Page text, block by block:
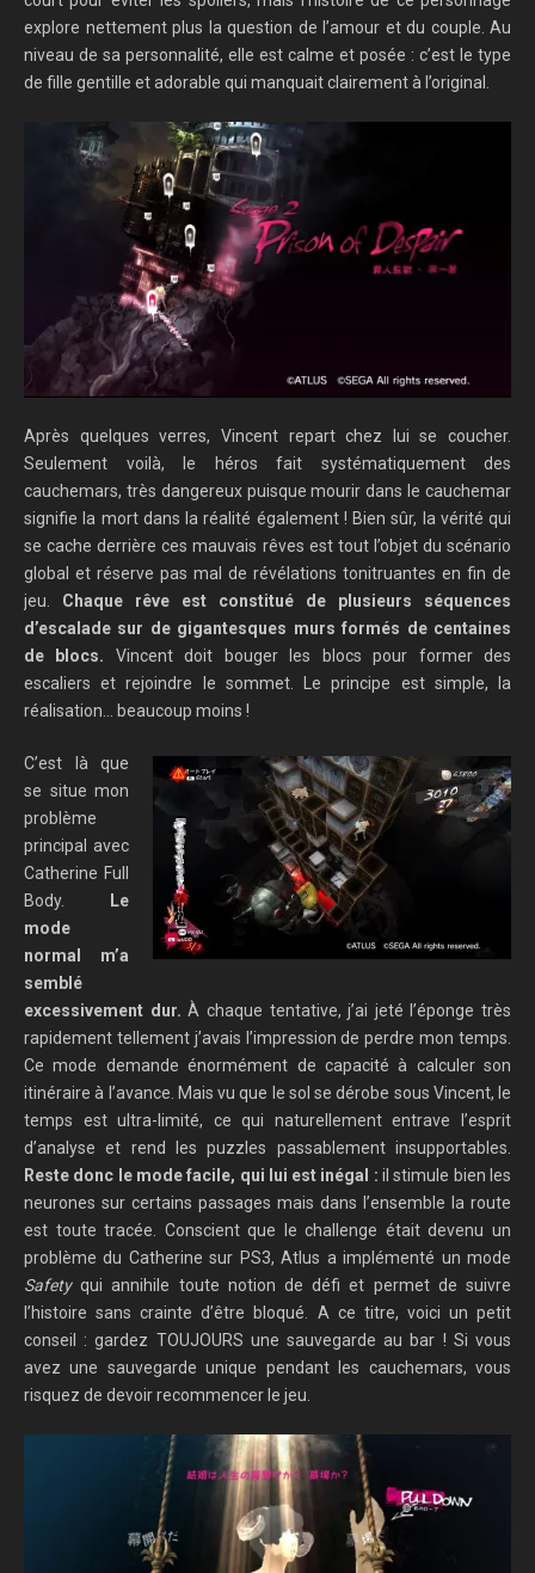
explore nettement plus la question de l’amour et du couple. Au
niveau de sa personnalité, elle est calme et posée : c’est le type
de fille gentille et adorable qui manquait clairement à l’original.
Après quelques verres, Vincent repart chez lui se coucher.
Seulement voilà, le héros fait systématiquement des
cauchemars, très dangereux puisque mourir dans le cauchemar
signifie la mort dans la réalité également ! Bien sûr, la vérité qui
se cache derrière ces mauvais rêves est tout l’objet du scénario
global et réserve pas mal de révélations tonitruantes en fin de
jeu. Chaque rêve est constitué de plusieurs séquences
d’escalade sur de gigantesques murs formés de centaines
de blocs. Vincent doit bouger les blocs pour former des
escaliers et rejoindre le sommet. Le principe est simple, la
réalisation… beaucoup moins !
C’est là que
se situe mon
problème
principal avec
Catherine Full
Body.
Le
mode
normal m’a
semblé
excessivement dur. À chaque tentative, j’ai jeté l’éponge très
rapidement tellement j’avais l’impression de perdre mon temps.
Ce mode demande énormément de capacité à calculer son
itinéraire à l’avance. Mais vu que le sol se dérobe sous Vincent, le
temps est ultra-limité, ce qui naturellement entrave l’esprit
d’analyse et rend les puzzles passablement insupportables.
Reste donc le mode facile, qui lui est inégal : il stimule bien les
neurones sur certains passages mais dans l’ensemble la route
est toute tracée. Conscient que le challenge était devenu un
problème du Catherine sur PS3, Atlus a implémenté un mode
Safetyqui annihile toute notion de défi et permet de suivre
l’histoire sans crainte d’être bloqué. A ce titre, voici un petit
conseil : gardez TOUJOURS une sauvegarde au bar ! Si vous
avez une sauvegarde unique pendant les cauchemars, vous
risquez de devoir recommencer le jeu.